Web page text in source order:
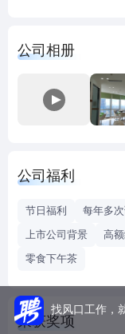
控释、氨酸及其聚
有机螯合、聚谷氨
被科技部授予“国
为“中国最有价值
创新行业龙头企业等
立了“缺啥，补啥
念；生产科技、生
理的营养，为农民
种植出营养、安全
信赖。
公司相册
公司福利
节日福利 每年多
上市公司背景
高
零食下午茶
荣获奖项
找风口工作，